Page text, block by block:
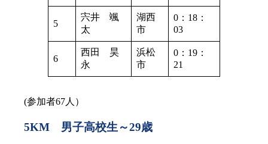
5
宍井 颯
太
湖西
市
0：18：
03
6
西田 昊
永
浜松
市
0：19：
21
(参加者67人）
5KM 男子高校生～29歳